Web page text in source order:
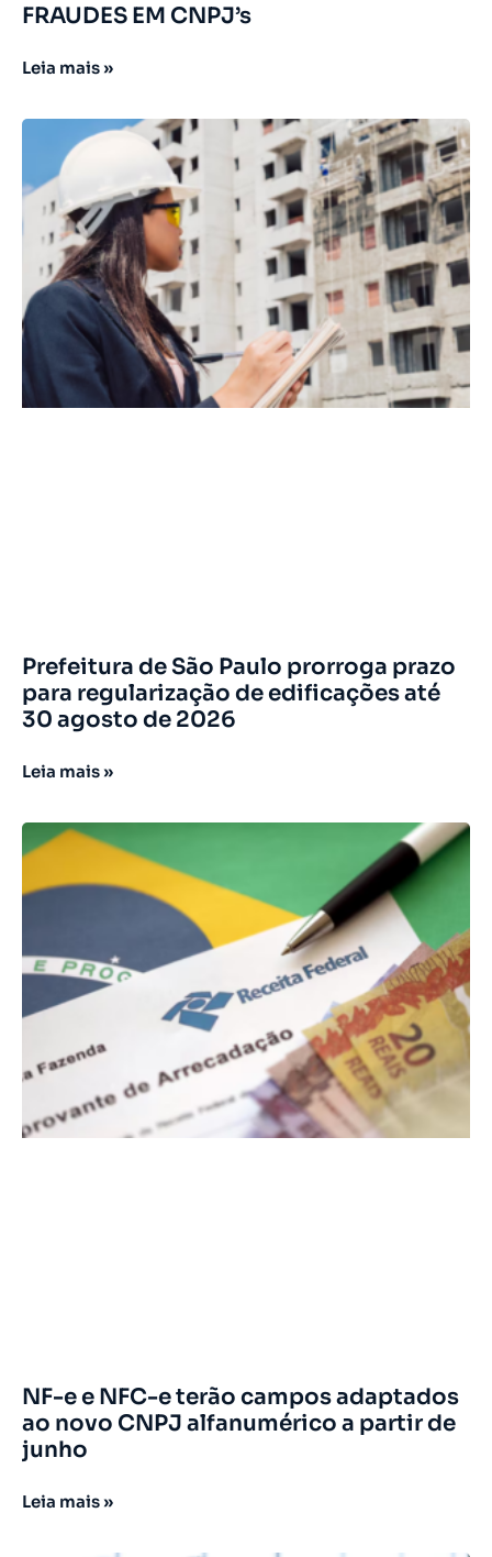
FRAUDES EM CNPJ’s
Leia mais »
Prefeitura de São Paulo prorroga prazo
para regularização de edificações até
30 agosto de 2026
Leia mais »
NF-e e NFC-e terão campos adaptados
ao novo CNPJ alfanumérico a partir de
junho
Leia mais »